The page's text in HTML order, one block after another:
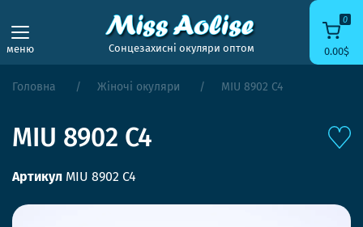
меню Сонцезахисні окуляри оптом
0
0.00$
Головна Жіночі окуляри MIU 8902 C4
MIU 8902 C4
Артикул MIU 8902 C4